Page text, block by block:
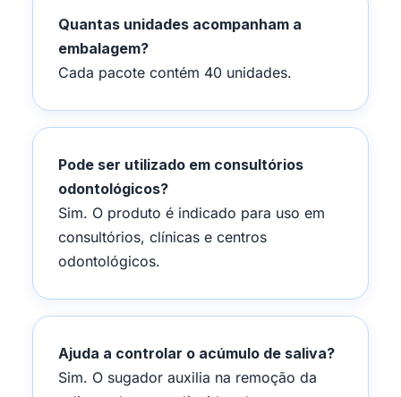
Quantas unidades acompanham a
embalagem?
Cada pacote contém 40 unidades.
Pode ser utilizado em consultórios
odontológicos?
Sim. O produto é indicado para uso em
consultórios, clínicas e centros
odontológicos.
Ajuda a controlar o acúmulo de saliva?
Sim. O sugador auxilia na remoção da